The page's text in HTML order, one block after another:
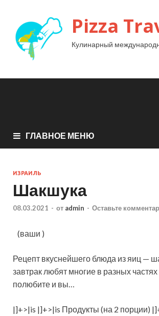
Pizza
Кулинарный
ГЛАВНОЕ МЕНЮ
ИЗРАИЛЬ
Шакшука
08.03.2021 - от admin - Оставьте
(ваши )
Рецепт вкуснейшего блюда из яиц —
завтрак любят многие в разных частях
полюбите и вы…
|]+>|is |]+>|is Продукты (на 2 порции)